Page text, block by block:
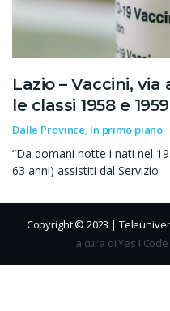
Lazio – Vaccini,
le classi 1958 e 1959
Dalle Province, In primo piano
“Da domani notte i nati nel
63 anni) assistiti dal Servizio
Copyright © 2023 |
a cura di Yes I Code